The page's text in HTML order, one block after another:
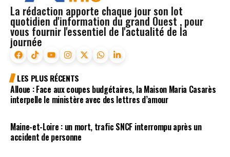
La rédaction apporte chaque jour son lot
quotidien d'information du grand Ouest , pour
vous fournir l'essentiel de l'actualité de la
journée
LES PLUS RÉCENTS
Alloue : Face aux coupes budgétaires, la Maison Maria Casarès
interpelle le ministère avec des lettres d’amour
Maine-et-Loire : un mort, trafic SNCF interrompu après un
accident de personne